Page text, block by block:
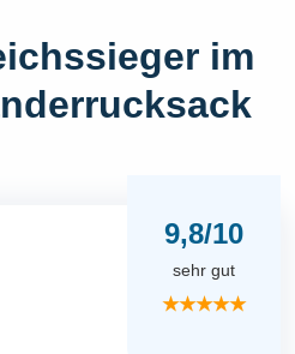
im
9,8/10
sehr gut
★★★★★